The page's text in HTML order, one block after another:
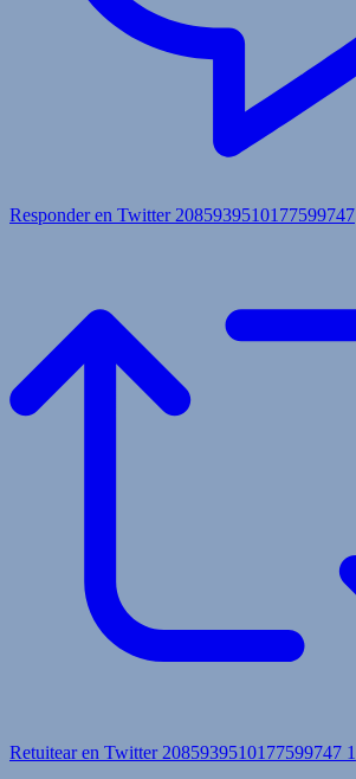
Responder en Twitter 2085939510177599747
Retuitear en Twitter 2085939510177599747 1